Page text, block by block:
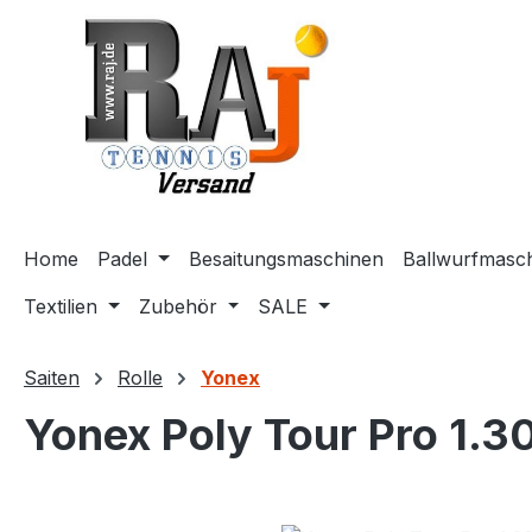
Hauptinhalt springen
Zur Suche springen
Zur Hauptnavigation springen
Home Padel Besaitungsmaschinen
Textilien
Zubehör SALE
Saiten Rolle Yonex
Yonex Poly Tour Pro